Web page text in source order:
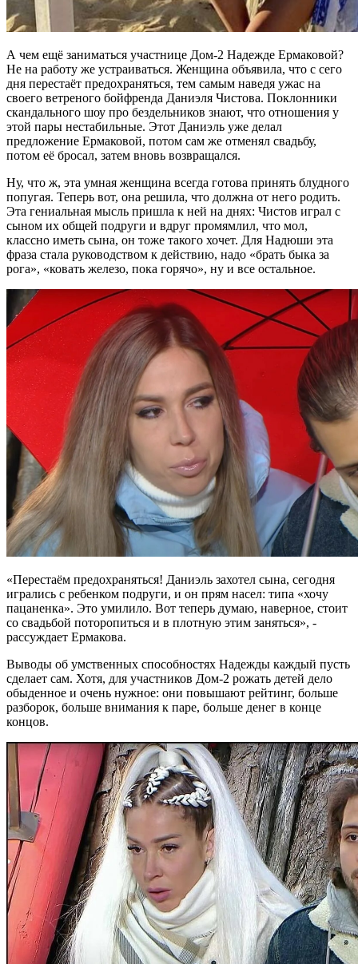
А чем ещё заниматься участнице Дом-2 Надежде Ермаковой?
Не на работу же устраиваться. Женщина объявила, что с сего
дня перестаёт предохраняться, тем самым наведя ужас на
своего ветреного бойфренда Даниэля Чистова. Поклонники
скандального шоу про бездельников знают, что отношения у
этой пары нестабильные. Этот Даниэль уже делал
предложение Ермаковой, потом сам же отменял свадьбу,
потом её бросал, затем вновь возвращался.
Ну, что ж, эта умная женщина всегда готова принять блудного
попугая. Теперь вот, она решила, что должна от него родить.
Эта гениальная мысль пришла к ней на днях: Чистов играл с
сыном их общей подруги и вдруг промямлил, что мол,
классно иметь сына, он тоже такого хочет. Для Надюши эта
фраза стала руководством к действию, надо «брать быка за
рога», «ковать железо, пока горячо», ну и все остальное.
«Перестаём предохраняться! Даниэль захотел сына, сегодня
игрались с ребенком подруги, и он прям насел: типа «хочу
пацаненка». Это умилило. Вот теперь думаю, наверное, стоит
со свадьбой поторопиться и в плотную этим заняться», -
рассуждает Ермакова.
Выводы об умственных способностях Надежды каждый пусть
сделает сам. Хотя, для участников Дом-2 рожать детей дело
обыденное и очень нужное: они повышают рейтинг, больше
разборок, больше внимания к паре, больше денег в конце
концов.